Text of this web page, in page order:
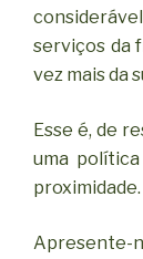
serviços da
vez mais da
Esse é, de
uma
proximidade.
Apresente-